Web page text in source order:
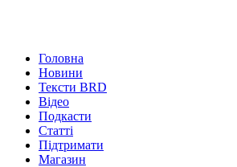
Головна
Новини
Тексти BRD
Відео
Подкасти
Статті
Підтримати
Магазин